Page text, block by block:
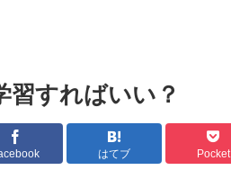
習すればいい？
はてブ Pocket